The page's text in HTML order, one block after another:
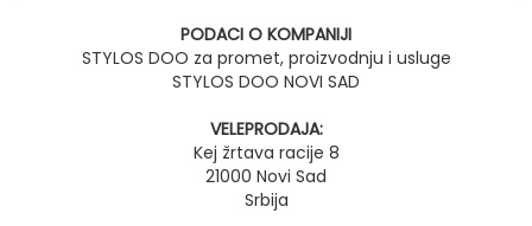
PODACI O KOMPANIJI
STYLOS DOO za promet, proizvodnju i usluge
STYLOS DOO NOVI SAD
VELEPRODAJA:
Kej žrtava racije 8
21000 Novi Sad
Srbija